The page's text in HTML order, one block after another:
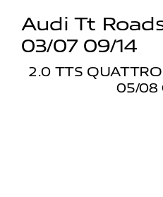
Audi Tt
03/07 09/14
2.0 TTS
05/08